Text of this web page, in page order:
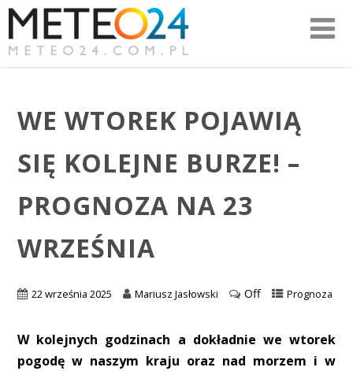
WE WTOREK POJAWIĄ
SIĘ KOLEJNE BURZE! –
PROGNOZA NA 23
WRZEŚNIA
22 września 2025 Mariusz Jasłowski Off Prognoza
W kolejnych godzinach a dokładnie we wtorek
pogodę w naszym kraju oraz nad morzem i w